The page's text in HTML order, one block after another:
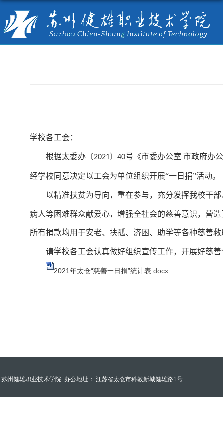
学校各工会：
根据太委办〔2021〕 40号《市委办公室 市政府办
经学校同意决定以工会为单位组织开展“一日捐”活动。
以精准扶贫为导向，重在参与，充分发挥我校干
病人等困难群众献爱心，增强全社会的慈善意识，营
所有捐款均用于安老、扶孤、济困、助学等各种慈善
请学校各工会认真做好组织宣传工作，开展好慈
2021年太仓“慈善一日捐”统计表.docx
苏州健雄职业技术学院 办公地址： 江苏省太仓市科教新城健雄路1号